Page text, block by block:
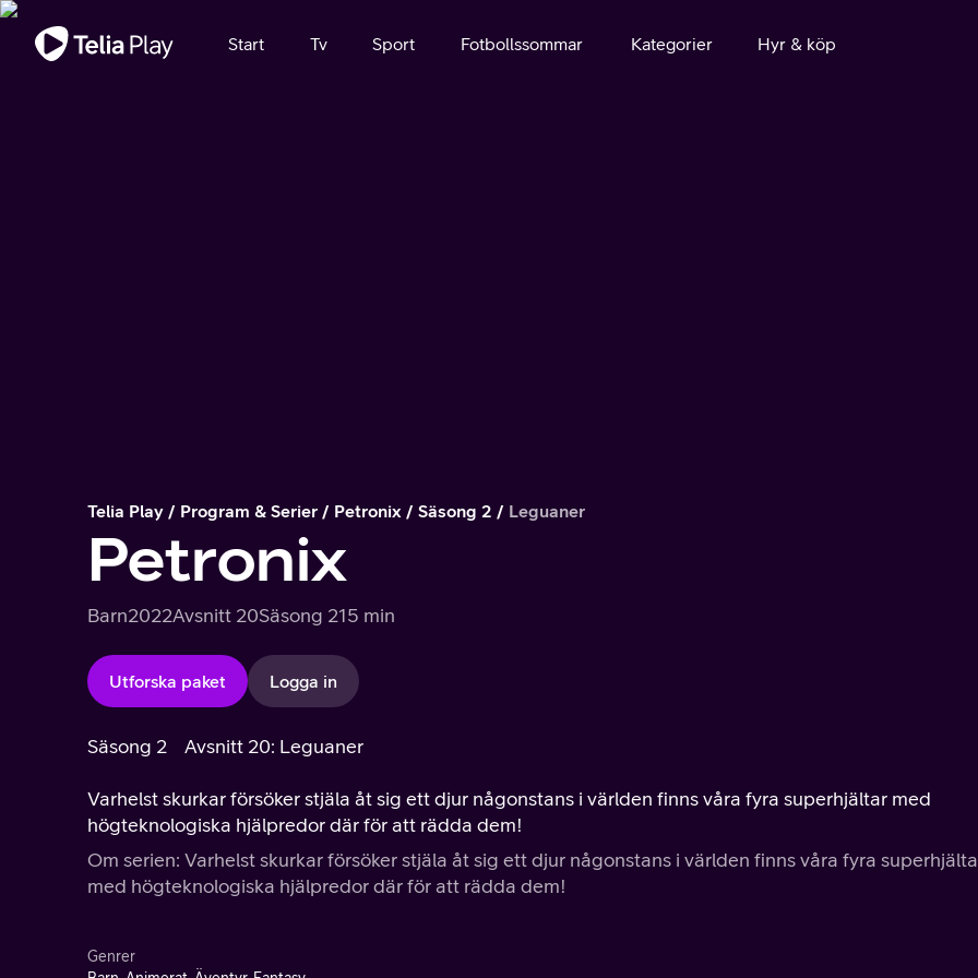
Viktigt meddelande
Start Tv Sport Fotbollssommar Kategorier Hyr & köp
Telia Play Program & Serier Petronix Säsong 2 Leguaner
Petronix
Barn2022Avsnitt 20Säsong 215 min
Utforska paket Logga in
Säsong 2 Avsnitt 20: Leguaner
Varhelst skurkar försöker stjäla åt sig ett djur någonstans i världen finns våra fyra superhjältar med
högteknologiska hjälpredor där för att rädda dem!
Om serien: Varhelst skurkar försöker stjäla åt sig ett djur någonstans i världen finns våra fyra
med högteknologiska hjälpredor där för att rädda dem!
Genrer